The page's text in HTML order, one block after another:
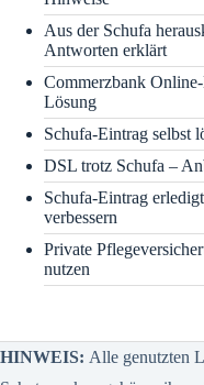
Aus der Schufa
Antworten erklärt
Commerzbank
Lösung
Schufa-Eintrag selbst
DSL trotz Schufa –
Schufa-Eintrag
verbessern
Private
nutzen
HINWEIS: Alle genutzten